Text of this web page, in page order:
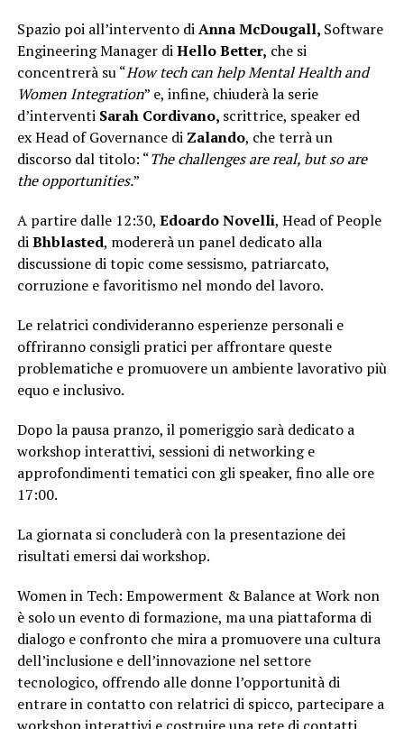
Spazio poi all’intervento diAnna McDougall, Software
Engineering Manager diHello Better, che si
concentrerà su “How tech can help Mental Health and
Women Integration” e, infine, chiuderà la serie
d’interventi Sarah Cordivano, scrittrice, speaker ed
exHead of Governance di Zalando, che terrà un
discorso dal titolo: “The challenges are real, but so are
the opportunities.”
A partire dalle 12:30, Edoardo Novelli, Head of People
diBhblasted, modererà un panel dedicato alla
discussione di topic come sessismo, patriarcato,
corruzione e favoritismo nel mondo del lavoro.
Le relatrici condivideranno esperienze personali e
offriranno consigli pratici per affrontare queste
problematiche e promuovere un ambiente lavorativo più
equo e inclusivo.
Dopo la pausa pranzo, il pomeriggio sarà dedicato a
workshop interattivi, sessioni di networking e
approfondimenti tematici con gli speaker, fino alle ore
17:00.
La giornata si concluderà con la presentazione dei
risultati emersi dai workshop.
Women in Tech: Empowerment & Balance at Work non
è solo un evento di formazione, ma una piattaforma di
dialogo e confronto che mira a promuovere una cultura
dell’inclusione e dell’innovazione nel settore
tecnologico, offrendo alle donne l’opportunità di
entrare in contatto con relatrici di spicco, partecipare a